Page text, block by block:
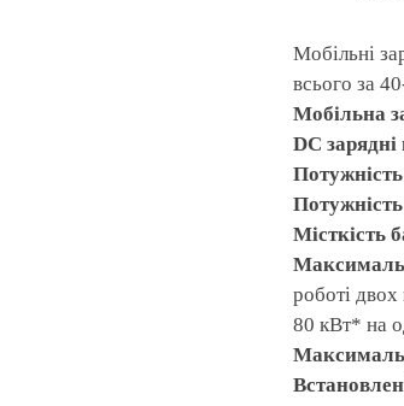
Мобільні
всього за
Мобільна
DC зарядні
Потужність
Місткість
роботі
80 кВт* на